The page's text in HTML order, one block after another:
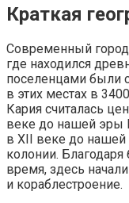
Краткая
Современный город
где находился
поселенцами были
в этих местах в
Кария считалась
веке до нашей эры
в ХII веке до нашей
колонии.
время, здесь
и кораблестроение.